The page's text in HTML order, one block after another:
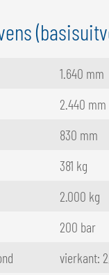
1.640 mm
2.440 mm
830 mm
381 kg
2.000 kg
200 bar
vierkant: